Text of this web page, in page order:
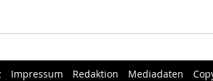
Impressum Redaktion Mediadaten